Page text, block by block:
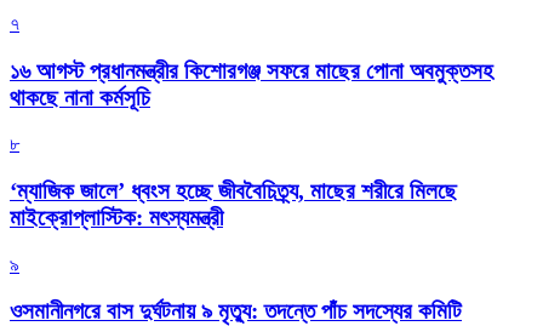
৭
১৬ আগস্ট প্রধানমন্ত্রীর কিশোরগঞ্জ সফরে মাছের পোনা অবমুক্তসহ
থাকছে নানা কর্মসূচি
৮
‘ম্যাজিক জালে’ ধ্বংস হচ্ছে জীববৈচিত্র্য, মাছের শরীরে মিলছে
মাইক্রোপ্লাস্টিক: মৎস্যমন্ত্রী
৯
ওসমানীনগরে বাস দুর্ঘটনায় ৯ মৃত্যু: তদন্তে পাঁচ সদস্যের কমিটি